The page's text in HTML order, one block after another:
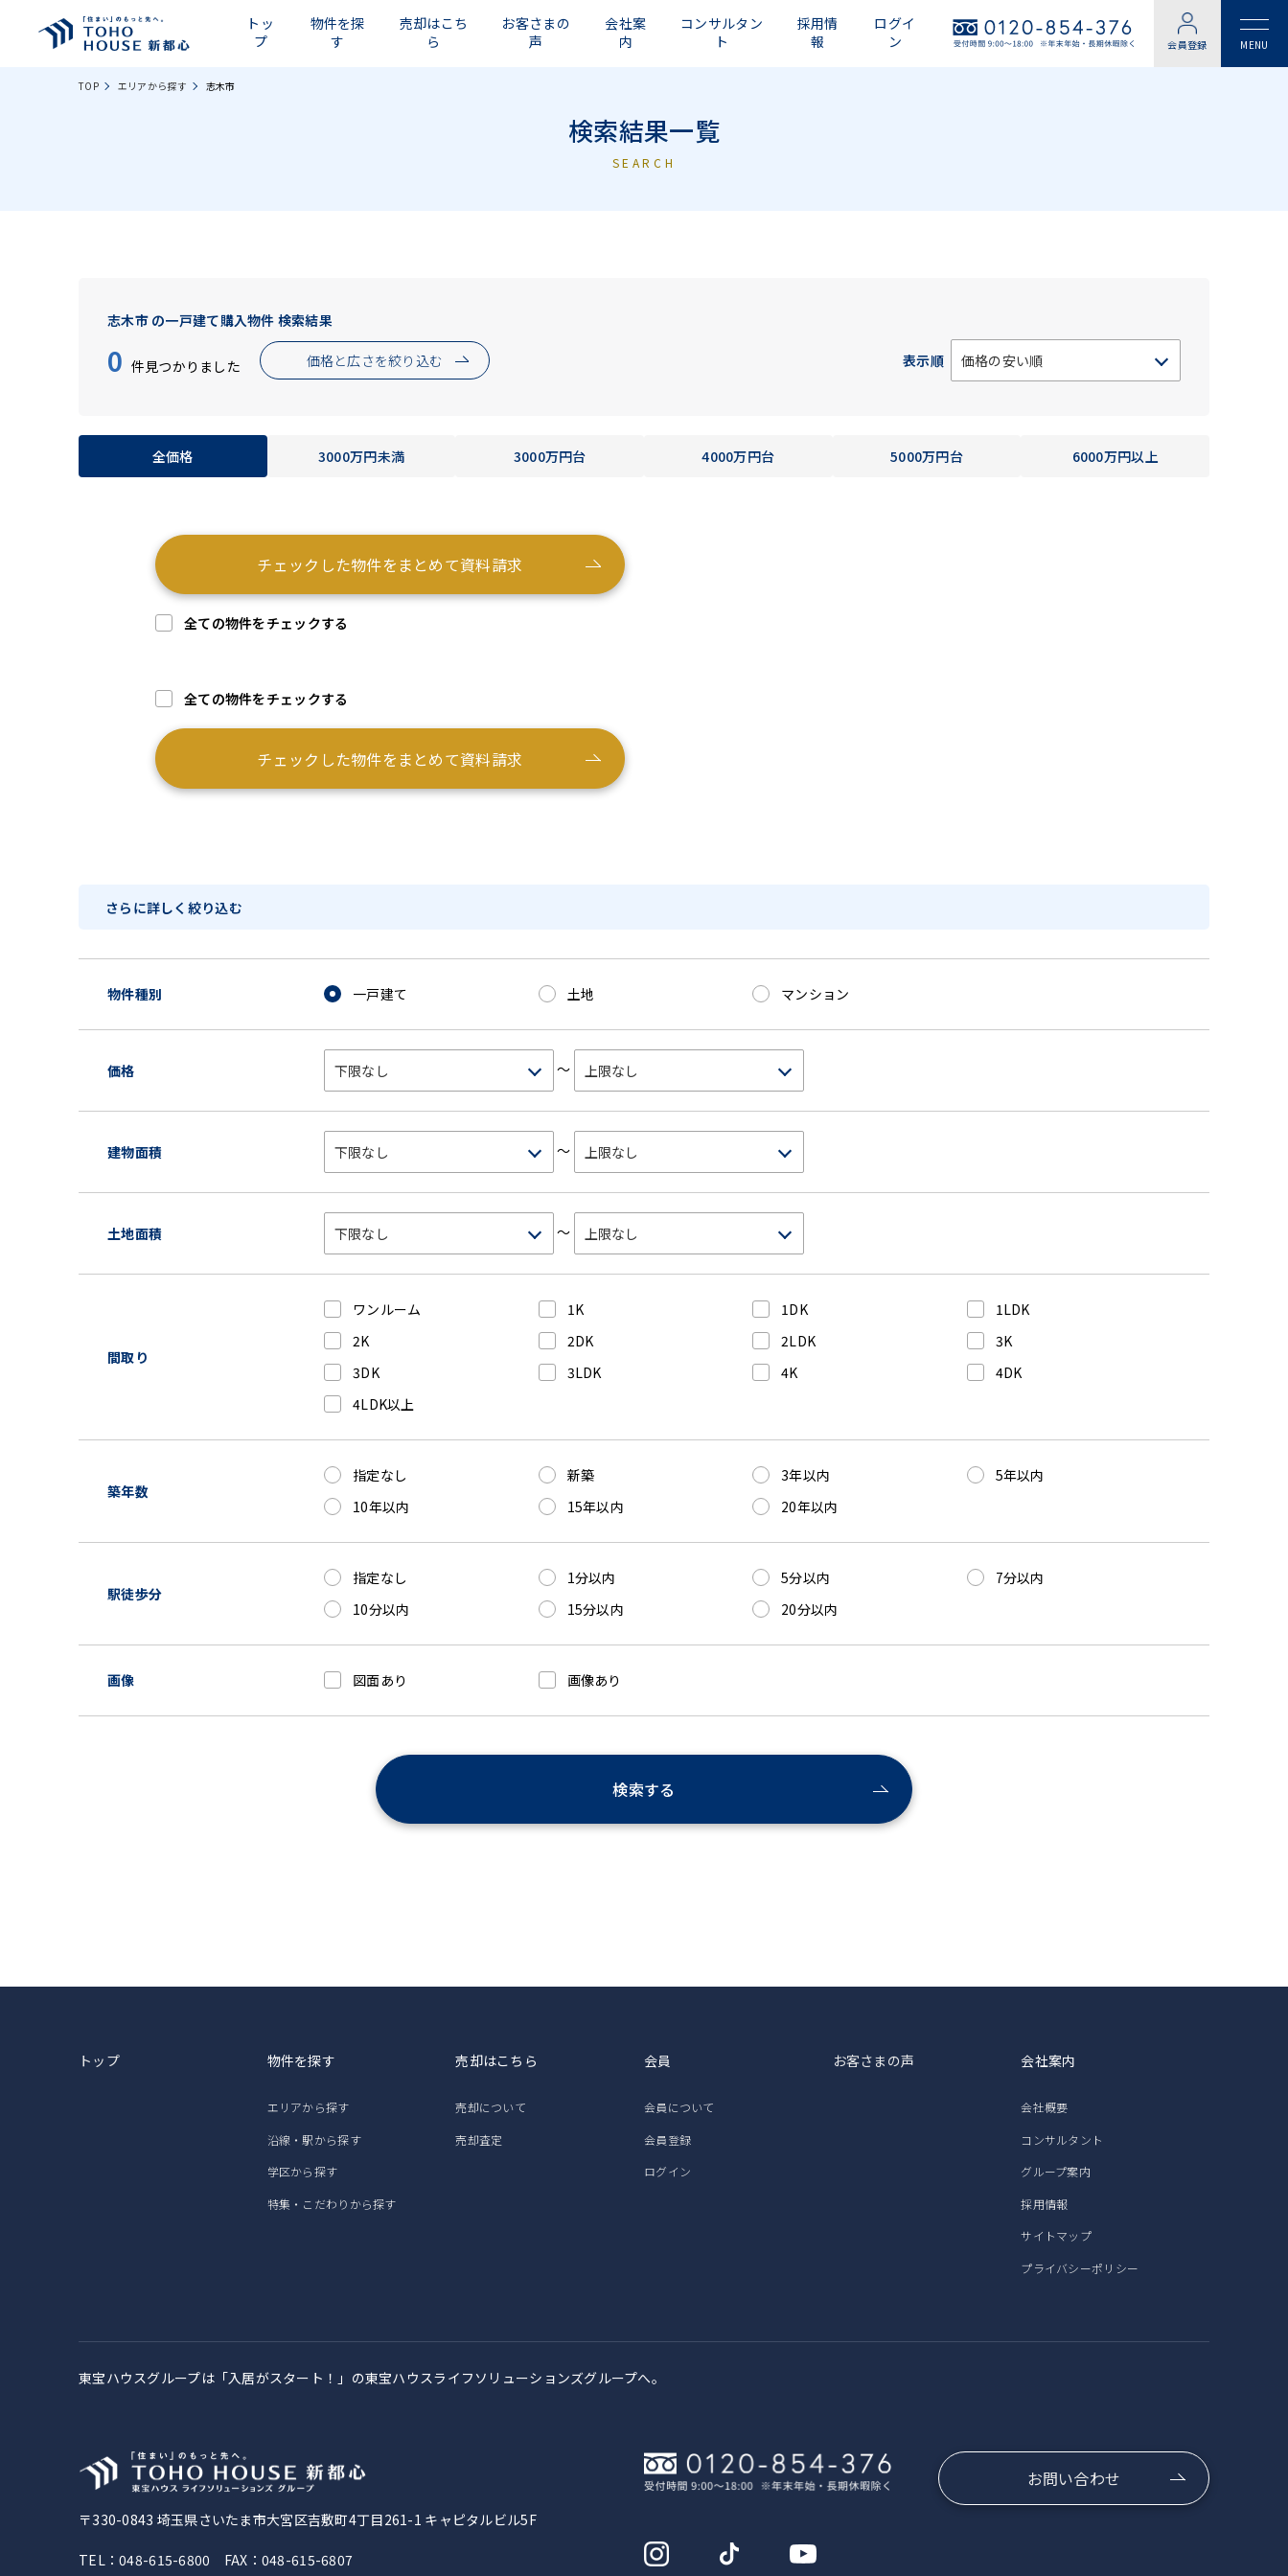
トッ
プ
物件を探
す
売却はこち
ら
お客さまの
声
会社案
内
コンサルタン
ト
採用情
報
ログイ
ン
会員登録
TOP エリアから探す 志木市
検索結果一覧
SEARCH
志木市 の一戸建て購入物件 検索結果
0 件見つかりました 価格と広さを絞り込む 表示順
全価格 3000万円未満 3000万円台 4000万円台 5000万円台 6000万円以上
チェックした物件をまとめて資料請求
全ての物件をチェックする
全ての物件をチェックする
チェックした物件をまとめて資料請求
さらに詳しく絞り込む
物件種別 一戸建て 土地 マンション
価格 ～
建物面積 ～
土地面積 ～
間取り
ワンルーム 1K 1DK
1LDK
2K
2DK 2LDK
3K
3DK
3LDK 4K
4DK
4LDK以上
築年数
指定なし 新築 3年以内
5年以内
10年以内
15年以内 20年以内
駅徒歩分
指定なし 1分以内 5分以内
7分以内
10分以内
15分以内 20分以内
画像 図面あり 画像あり
検索する
トップ 物件を探す
エリアから探す
沿線・駅から探す
学区から探す
特集・こだわりから探す
売却はこちら
売却について
売却査定
会員
会員について
会員登録
ログイン
お客さまの声 会社案内
会社概要
コンサルタント
グループ案内
採用情報
サイトマップ
プライバシーポリシー
東宝ハウスグループは「入居がスタート！」の東宝ハウスライフソリューションズグループへ。
〒330-0843 埼玉県さいたま市大宮区吉敷町4丁目261-1 キャピタルビル5F
TEL：048-615-6800 FAX：048-615-6807
お問い合わせ